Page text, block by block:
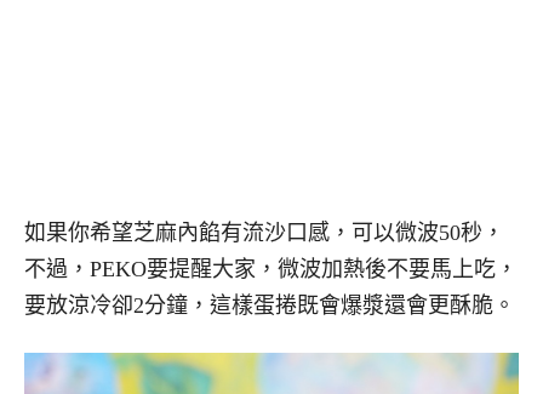
如果你希望芝麻內餡有流沙口感，可以微波50秒，
不過，PEKO要提醒大家，微波加熱後不要馬上吃，
要放涼冷卻2分鐘，這樣蛋捲既會爆漿還會更酥脆。